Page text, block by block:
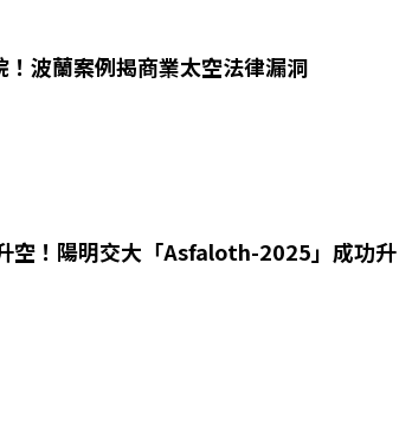
波蘭案例揭商業太空法律漏洞
空！陽明交大「Asfaloth-2025」成功升